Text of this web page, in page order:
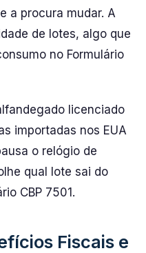
a procura mudar. A
de lotes, algo que
no Formulário
licenciado
importadas nos EUA
o relógio de
qual lote sai do
CBP 7501.
Fiscais e